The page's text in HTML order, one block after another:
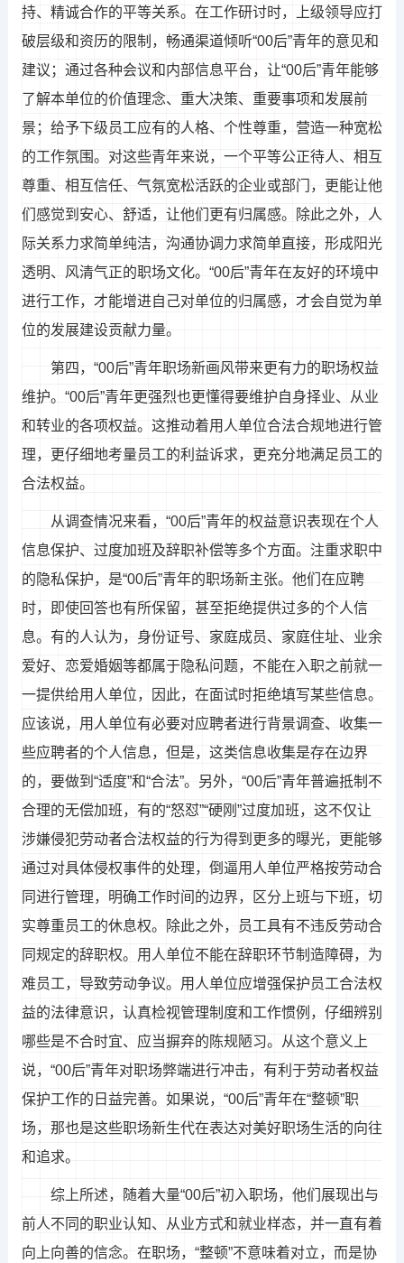
持、精诚合作的平等关系。在工作研讨时，上级领导应打
破层级和资历的限制，畅通渠道倾听“00后”青年的意见和
建议；通过各种会议和内部信息平台，让“00后”青年能够
了解本单位的价值理念、重大决策、重要事项和发展前
景；给予下级员工应有的人格、个性尊重，营造一种宽松
的工作氛围。对这些青年来说，一个平等公正待人、相互
尊重、相互信任、气氛宽松活跃的企业或部门，更能让他
们感觉到安心、舒适，让他们更有归属感。除此之外，人
际关系力求简单纯洁，沟通协调力求简单直接，形成阳光
透明、风清气正的职场文化。“00后”青年在友好的环境中
进行工作，才能增进自己对单位的归属感，才会自觉为单
位的发展建设贡献力量。
第四，“00后”青年职场新画风带来更有力的职场权益
维护。“00后”青年更强烈也更懂得要维护自身择业、从业
和转业的各项权益。这推动着用人单位合法合规地进行管
理，更仔细地考量员工的利益诉求，更充分地满足员工的
合法权益。
从调查情况来看，“00后”青年的权益意识表现在个人
信息保护、过度加班及辞职补偿等多个方面。注重求职中
的隐私保护，是“00后”青年的职场新主张。他们在应聘
时，即使回答也有所保留，甚至拒绝提供过多的个人信
息。有的人认为，身份证号、家庭成员、家庭住址、业余
爱好、恋爱婚姻等都属于隐私问题，不能在入职之前就一
一提供给用人单位，因此，在面试时拒绝填写某些信息。
应该说，用人单位有必要对应聘者进行背景调查、收集一
些应聘者的个人信息，但是，这类信息收集是存在边界
的，要做到“适度”和“合法”。另外，“00后”青年普遍抵制不
合理的无偿加班，有的“怒怼”“硬刚”过度加班，这不仅让
涉嫌侵犯劳动者合法权益的行为得到更多的曝光，更能够
通过对具体侵权事件的处理，倒逼用人单位严格按劳动合
同进行管理，明确工作时间的边界，区分上班与下班，切
实尊重员工的休息权。除此之外，员工具有不违反劳动合
同规定的辞职权。用人单位不能在辞职环节制造障碍，为
难员工，导致劳动争议。用人单位应增强保护员工合法权
益的法律意识，认真检视管理制度和工作惯例，仔细辨别
哪些是不合时宜、应当摒弃的陈规陋习。从这个意义上
说，“00后”青年对职场弊端进行冲击，有利于劳动者权益
保护工作的日益完善。如果说，“00后”青年在“整顿”职
场，那也是这些职场新生代在表达对美好职场生活的向往
和追求。
综上所述，随着大量“00后”初入职场，他们展现出与
前人不同的职业认知、从业方式和就业样态，并一直有着
向上向善的信念。在职场，“整顿”不意味着对立，而是协